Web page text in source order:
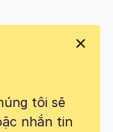
tôi sẽ
nhắn tin